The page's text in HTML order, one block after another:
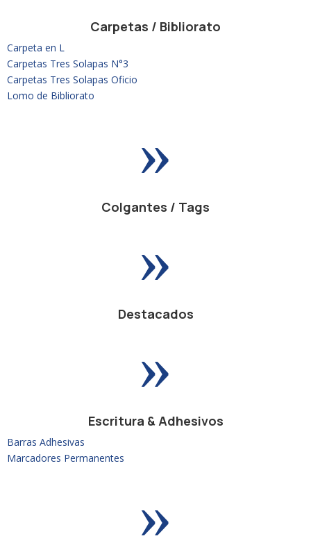
Carpetas / Bibliorato
Carpeta en L
Carpetas Tres Solapas N°3
Carpetas Tres Solapas Oficio
Lomo de Bibliorato
»
Colgantes / Tags
»
Destacados
»
Escritura & Adhesivos
Barras Adhesivas
Marcadores Permanentes
»